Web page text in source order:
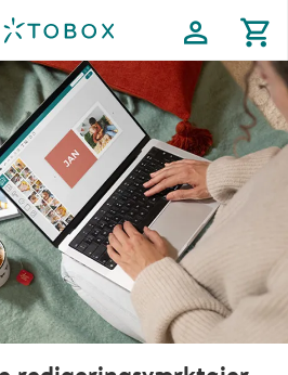
profile shopping_cart